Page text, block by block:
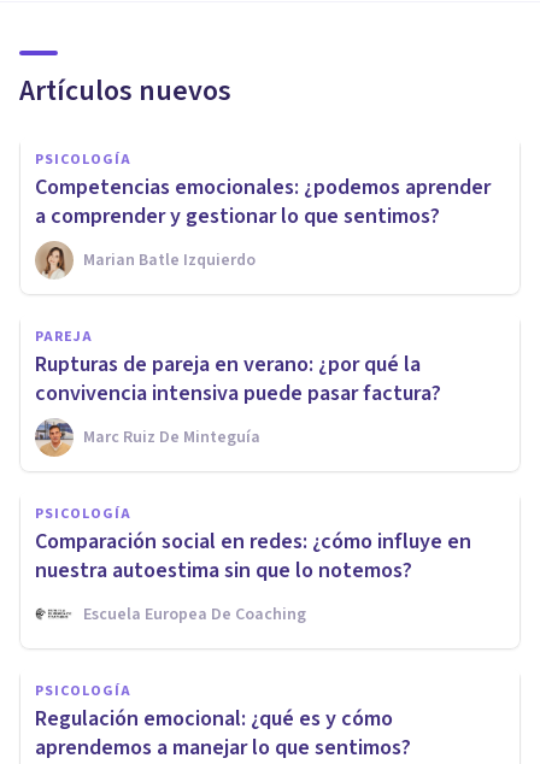
Artículos nuevos
PSICOLOGÍA
Competencias emocionales: ¿podemos aprender
a comprender y gestionar lo que sentimos?
Marian Batle Izquierdo
PAREJA
Rupturas de pareja en verano: ¿por qué la
convivencia intensiva puede pasar factura?
Marc Ruiz De Minteguía
PSICOLOGÍA
Comparación social en redes: ¿cómo influye en
nuestra autoestima sin que lo notemos?
Escuela Europea De Coaching
PSICOLOGÍA
Regulación emocional: ¿qué es y cómo
aprendemos a manejar lo que sentimos?